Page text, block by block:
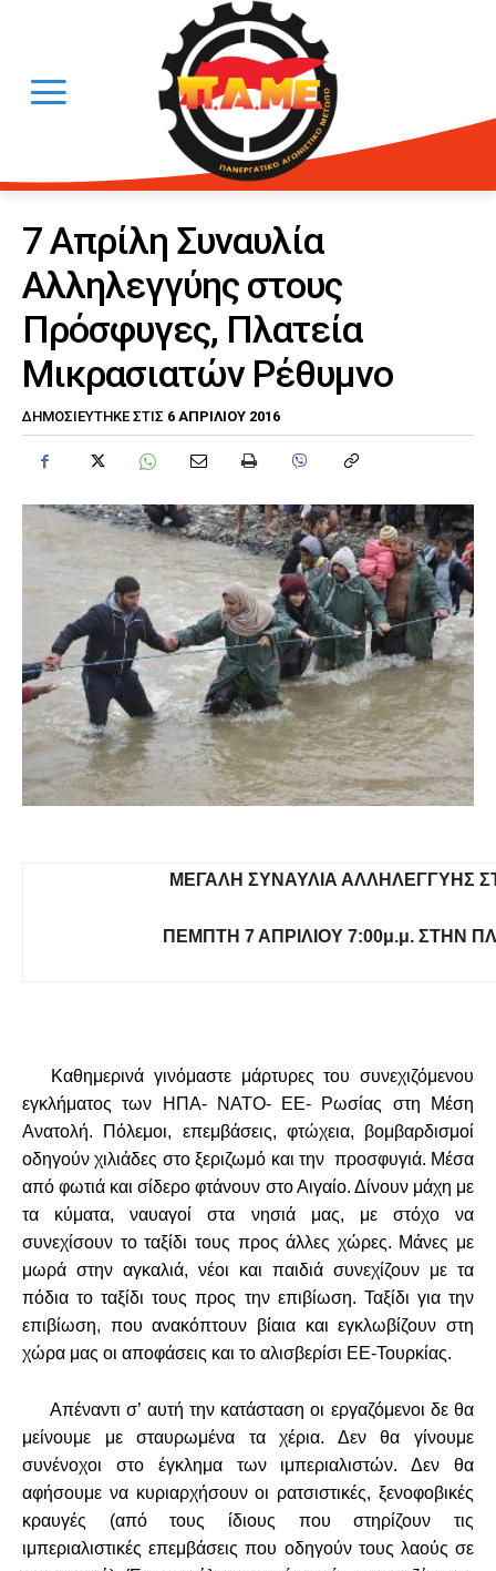
7 Απρίλη Συναυλία
Αλληλεγγύης στους
Πρόσφυγες, Πλατεία
Μικρασιατών Ρέθυμνο
ΔΗΜΟΣΙΕΎΤΗΚΕ ΣΤΙΣ 6 ΑΠΡΙΛΊΟΥ 2016
ΜΕΓΑΛΗ ΣΥΝΑΥΛΙΑ ΑΛΛΗΛΕΓΓΥΗΣ
ΠΕΜΠΤΗ 7 ΑΠΡΙΛΙΟΥ 7:00μ.μ. ΣΤΗΝ
Καθημερινά γινόμαστε μάρτυρες του συνεχιζόμενου
εγκλήματος των ΗΠΑ- ΝΑΤΟ- ΕΕ- Ρωσίας στη Μέση
Ανατολή. Πόλεμοι, επεμβάσεις, φτώχεια, βομβαρδισμοί
οδηγούν χιλιάδες στο ξεριζωμό και την προσφυγιά. Μέσα
από φωτιά και σίδερο φτάνουν στο Αιγαίο. Δίνουν μάχη με
τα κύματα, ναυαγοί στα νησιά μας, με στόχο να
συνεχίσουν το ταξίδι τους προς άλλες χώρες. Μάνες με
μωρά στην αγκαλιά, νέοι και παιδιά συνεχίζουν με τα
πόδια το ταξίδι τους προς την επιβίωση. Ταξίδι για την
επιβίωση, που ανακόπτουν βίαια και εγκλωβίζουν στη
χώρα μας οι αποφάσεις και το αλισβερίσι ΕΕ-Τουρκίας.
Απέναντι σ’ αυτή την κατάσταση οι εργαζόμενοι δε θα
μείνουμε με σταυρωμένα τα χέρια. Δεν θα γίνουμε
συνένοχοι στο έγκλημα των ιμπεριαλιστών. Δεν θα
αφήσουμε να κυριαρχήσουν οι ρατσιστικές, ξενοφοβικές
κραυγές (από τους ίδιους που στηρίζουν τις
ιμπεριαλιστικές επεμβάσεις που οδηγούν τους λαούς σε